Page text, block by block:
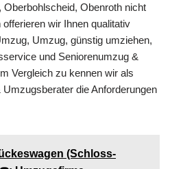
Obenroth nicht
wir Ihnen qualitativ
Umzug, günstig umziehen,
und Seniorenumzug &
Vergleich zu kennen wir als
die Anforderungen
(Schloss-